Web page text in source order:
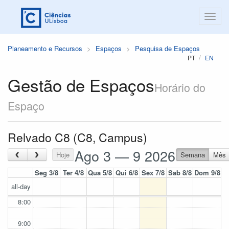
Planeamento e Recursos Espaços Pesquisa de Espaços
PT EN
Gestão de EspaçosHorário do
Espaço
Relvado C8 (C8, Campus)
‹ › Hoje Ago 3 — 9 2026 Semana
Mês
Seg 3/8 Ter 4/8 Qua 5/8 Qui 6/8 Sex 7/8 Sab 8/8 Dom 9/8
all-day
8:00
9:00